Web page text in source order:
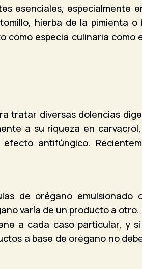
esenciales, especialmente
hierba de la pimienta o
especia culinaria como
tratar diversas dolencias
a su riqueza en
antifúngico.
de orégano emulsionado
varía de un producto a
a cada caso particular, y
a base de orégano no